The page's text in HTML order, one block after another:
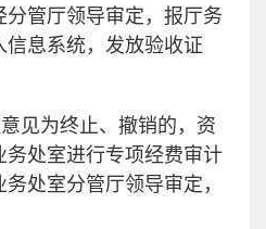
管厅领导审定，报厅务
息系统，发放验收证
见为终止、撤销的，资
务处室进行专项经费审计
处室分管厅领导审定，